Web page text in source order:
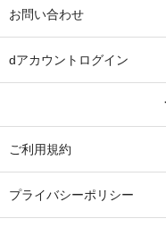
お問い合わせ
dアカウントログイン
ご利用規約
プライバシーポリシー